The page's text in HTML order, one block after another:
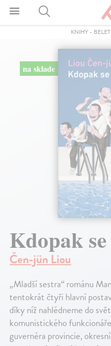
KNIHY-
na sklade
Kdopak
Čen-jün Liou
„Mladší sestra“ románu
tentokrát čtyři hlavní
díky níž nahlédneme do
komunistického
guvernéra provincie,